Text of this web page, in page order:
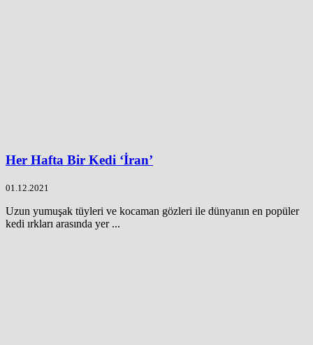
Her Hafta Bir Kedi ‘İran’
01.12.2021
Uzun yumuşak tüyleri ve kocaman gözleri ile dünyanın en popüler
kedi ırkları arasında yer ...